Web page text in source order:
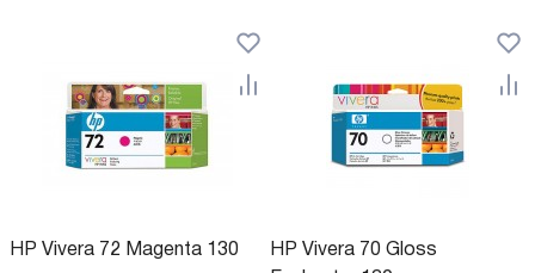
HP Vivera 72 Magenta 130
HP Vivera 70 Gloss